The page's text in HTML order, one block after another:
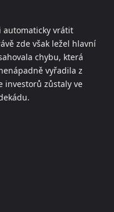
automaticky vrátit
zde však ležel hlavní
chybu, která
vyřadila z
investorů zůstaly ve